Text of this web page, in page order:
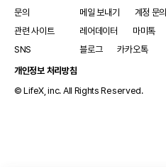
문의
메일 보내기
계정 문의
관련 사이트
레어데이터 마미톡
SNS
블로그
카카오톡
개인정보 처리방침
© LifeX, inc. All Rights Reserved.